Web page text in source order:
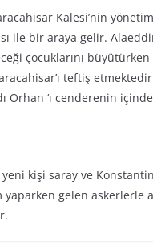
Kalesi’nin
ile bir araya gelir.
çocuklarını
teftiş
Orhan ‘ı cenderenin
kişi saray ve
gelen askerlerle